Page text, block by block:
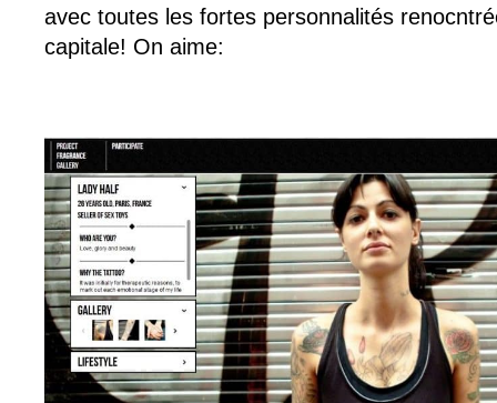
avec toutes les fortes personnalités
capitale! On aime: